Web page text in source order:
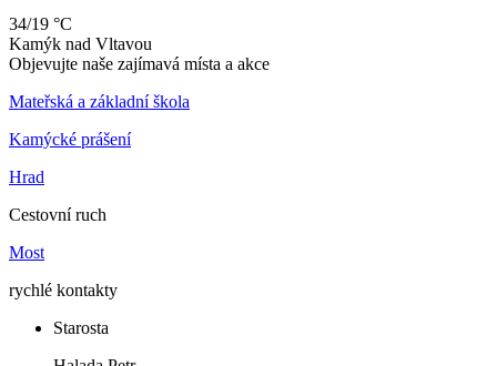
34/19 °C
Kamýk nad Vltavou
Objevujte naše zajímavá místa a akce
Mateřská a základní škola
Kamýcké prášení
Hrad
Cestovní ruch
Most
rychlé kontakty
Starosta